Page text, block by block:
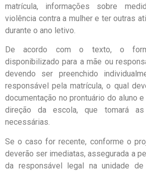
matrícula, informações sobre
violência contra a mulher e ter outras
durante o ano letivo.
De acordo com o texto, o
disponibilizado para a mãe ou
devendo ser preenchido
responsável pela matrícula, o qual
documentação no prontuário do aluno
direção da escola, que tomará
necessárias.
Se o caso for recente, conforme o
deverão ser imediatas, assegurada a
da responsável legal na unidade